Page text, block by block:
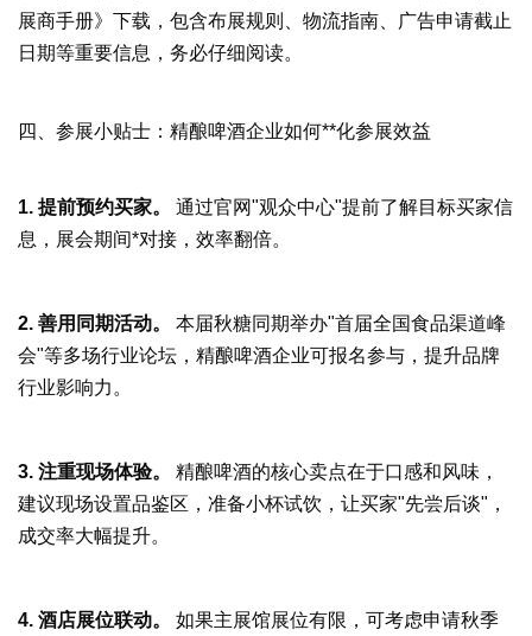
展商手册》下载，包含布展规则、物流指南、广告申请截止
日期等重要信息，务必仔细阅读。
四、参展小贴士：精酿啤酒企业如何**化参展效益
1. 提前预约买家。
通过官网"观众中心"提前了解目标买家信
息，展会期间*对接，效率翻倍。
2. 善用同期活动。
本届秋糖同期举办"首届全国食品渠道峰
会"等多场行业论坛，精酿啤酒企业可报名参与，提升品牌
行业影响力。
3. 注重现场体验。
精酿啤酒的核心卖点在于口感和风味，
建议现场设置品鉴区，准备小杯试饮，让买家"先尝后谈"，
成交率大幅提升。
4. 酒店展位联动。 如果主展馆展位有限，可考虑申请秋季